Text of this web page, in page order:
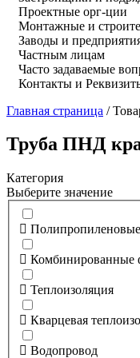
Проектные орг-ции
Монтажные и
Заводы и
Частным лицам
Часто задаваемые
Контакты и
Главная страница /
Труба ПНД
Категория
Выберите значение
Комбинированные
Теплоизоляция
Кварцевая
Водопровод